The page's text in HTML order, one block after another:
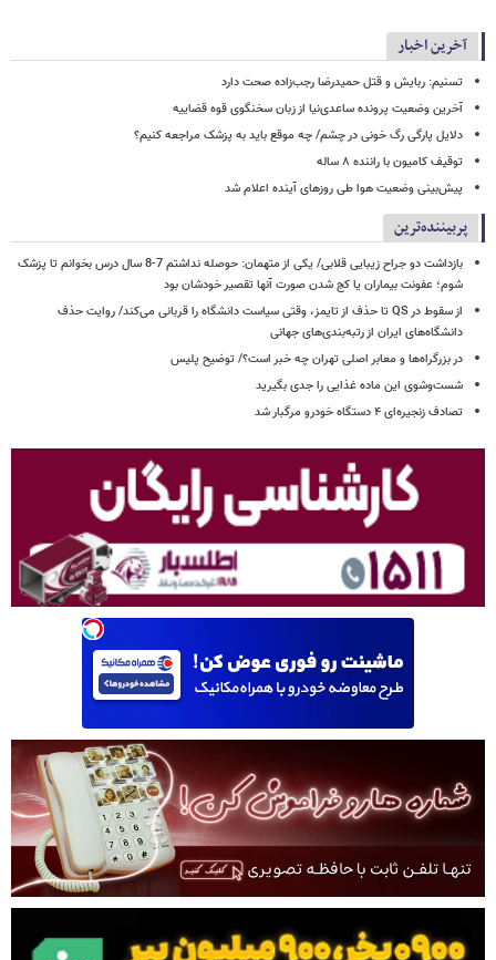
آخرین اخبار
تسنیم: ربایش و قتل حمیدرضا رجب‌زاده صحت دارد
آخرین وضعیت پرونده ساعدی‌نیا از زبان سخنگوی قوه قضاییه
دلایل پارگی رگ خونی در چشم/ چه موقع باید به پزشک مراجعه کنیم؟
توقیف کامیون با راننده ۸ ساله
پیش‌بینی وضعیت هوا طی روزهای آینده اعلام شد
پربیننده‌ترین
بازداشت دو جراح زیبایی قلابی/ یکی از متهمان: حوصله نداشتم 7-8 سال درس بخوانم تا پزشک
شوم؛ عفونت بیماران یا کج شدن صورت آنها تقصیر خودشان بود
از سقوط در QS تا حذف از تایمز، وقتی سیاست دانشگاه را قربانی می‌کند/ روایت حذف
دانشگاه‌های ایران از رتبه‌بندی‌های جهانی
در بزرگراه‌ها و معابر اصلی تهران چه خبر است؟/ توضیح پلیس
شست‌وشوی این ماده غذایی را جدی بگیرید
تصادف زنجیره‌ای ۴ دستگاه خودرو مرگبار شد